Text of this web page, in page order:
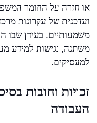
או חזרה על החומר
ועדכנית של עקרונות
משמעותיים. בעידן שבו
משתנה, נגישות למידע
למעסיקים.
זכויות וחובות
העבודה